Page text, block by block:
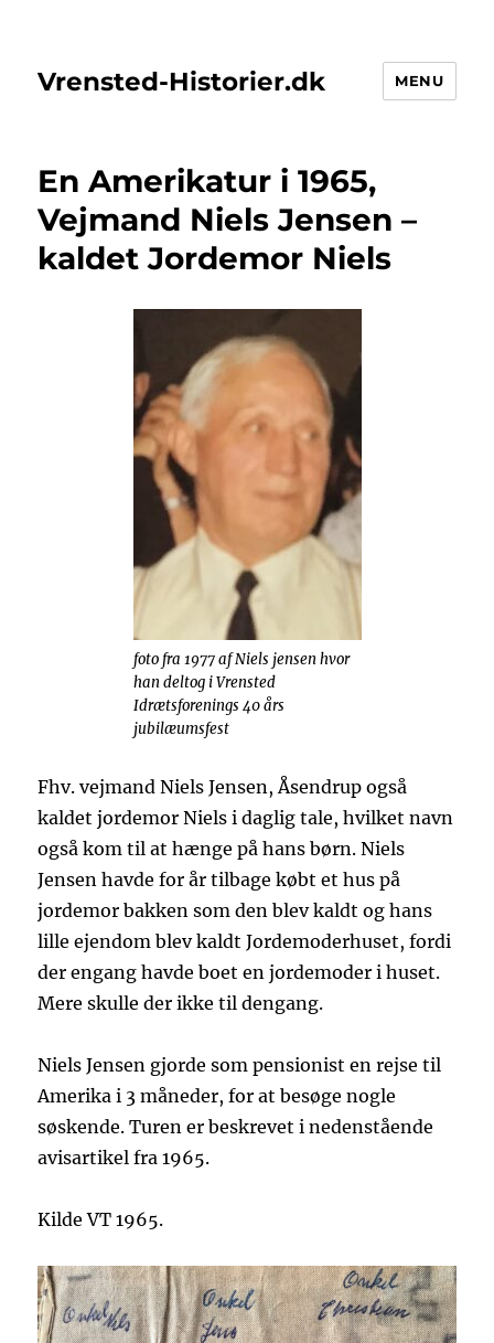
Vrensted-Historier.dk MENU
En Amerikatur i 1965,
Vejmand Niels Jensen –
kaldet Jordemor Niels
foto fra 1977 af Niels jensen hvor
han deltog i Vrensted
Idrætsforenings 40 års
jubilæumsfest
Fhv. vejmand Niels Jensen, Åsendrup også
kaldet jordemor Niels i daglig tale, hvilket navn
også kom til at hænge på hans børn. Niels
Jensen havde for år tilbage købt et hus på
jordemor bakken som den blev kaldt og hans
lille ejendom blev kaldt Jordemoderhuset, fordi
der engang havde boet en jordemoder i huset.
Mere skulle der ikke til dengang.
Niels Jensen gjorde som pensionist en rejse til
Amerika i 3 måneder, for at besøge nogle
søskende. Turen er beskrevet i nedenstående
avisartikel fra 1965.
Kilde VT 1965.